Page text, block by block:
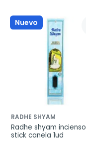
Nuevo
RADHE SHYAM
Radhe shyam incienso
stick canela 1ud